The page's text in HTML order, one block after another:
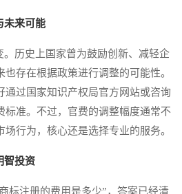
未来可能
历史上国家曾为鼓励创新、减轻企
存在根据政策进行调整的可能性。
通过国家知识产权局官方网站或咨询
标准。不过，官费的调整幅度通常不
行为，核心还是选择专业的服务。
智投资
注册的费用是多少”，答案已经清